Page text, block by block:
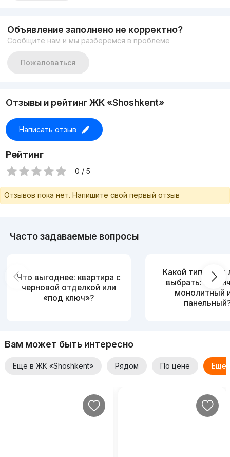
Услуги агентства: 50% от стоимости аренды за месяц
Только официальные договоры
Гарантия вашей безопасности при сделке
Объявление заполнено не корректно?
Сообщите нам и мы разберёмся в проблеме
Пожаловаться
Отзывы и рейтинг ЖК «Shoshkent»
Написать отзыв
Рейтинг
0 / 5
Отзывов пока нет. Напишите свой первый отзыв
Часто задаваемые вопросы
Что выгоднее: квартира с
черновой отделкой или
«под ключ»?
Какой тип дома
выбрать:
монолитный
Вам может быть интересно
Еще в ЖК «Shoshkent» Рядом По цене Еще